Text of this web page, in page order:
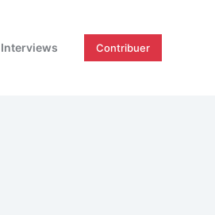
Interviews Contribuer